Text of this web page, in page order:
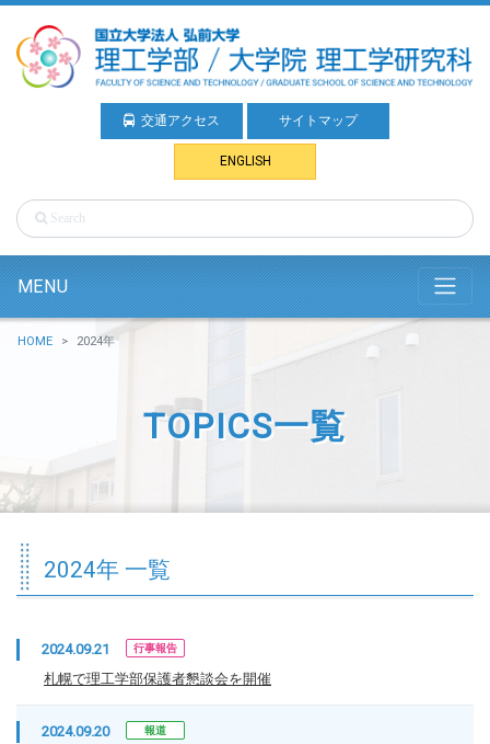
交通アクセス サイトマップ
ENGLISH
MENU
HOME 2024年
TOPICS一覧
2024年 一覧
2024.09.21 行事報告
札幌で理工学部保護者懇談会を開催
2024.09.20 報道